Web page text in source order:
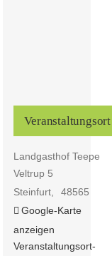
Veranstaltungsort
Landgasthof Teepe
Veltrup 5
Steinfurt
48565
Google-Karte
anzeigen
Veranstaltungsort-